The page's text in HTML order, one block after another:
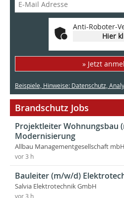
Anti-Roboter-
Hier
» Jetzt
Beispiele, Hinweise: Datenschutz,
Brandschutz Jobs
Projektleiter Wohnungsbau
Modernisierung
Allbau Managementgesellschaft mbH
vor 3 h
Bauleiter (m/w/d)
Salvia Elektrotechnik GmbH
vor 3 h